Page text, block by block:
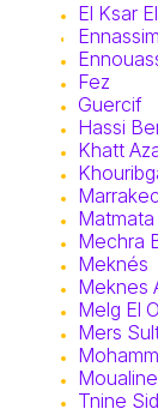
El Ksar
Ennassim
Fez
Guercif
Hassi
Khatt
Matmata
Mechra
Meknés
Meknes
Melg El
Mers
Tnine
tren
un
Mejoras